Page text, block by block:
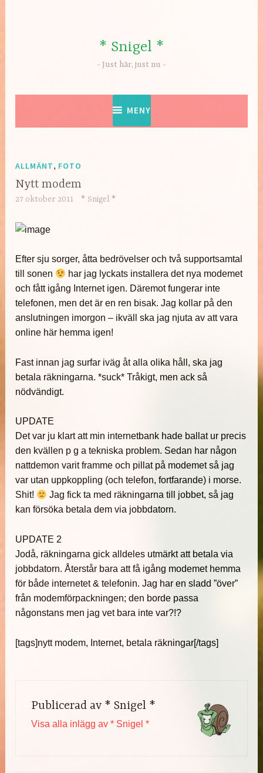
* Snigel *
Just här, just nu
MENY
ALLMÄNT, FOTO
Nytt modem
27 oktober 2011 * Snigel *
Efter sju sorger, åtta bedrövelser och två supportsamtal
till sonen
har jag lyckats installera det nya modemet
och fått igång Internet igen. Däremot fungerar inte
telefonen, men det är en ren bisak. Jag kollar på den
anslutningen imorgon – ikväll ska jag njuta av att vara
online här hemma igen!
Fast innan jag surfar iväg åt alla olika håll, ska jag
betala räkningarna. *suck* Tråkigt, men ack så
nödvändigt.
UPDATE
Det var ju klart att min internetbank hade ballat ur precis
den kvällen p g a tekniska problem. Sedan har någon
nattdemon varit framme och pillat på modemet så jag
var utan uppkoppling (och telefon, fortfarande) i morse.
Shit!
Jag fick ta med räkningarna till jobbet, så jag
kan försöka betala dem via jobbdatorn.
UPDATE 2
Jodå, räkningarna gick alldeles utmärkt att betala via
jobbdatorn. Återstår bara att få igång modemet hemma
för både internetet & telefonin. Jag har en sladd ”över”
från modemförpackningen; den borde passa
någonstans men jag vet bara inte var?!?
[tags]nytt modem, Internet, betala räkningar[/tags]
Publicerad av * Snigel *
Visa alla inlägg av * Snigel *